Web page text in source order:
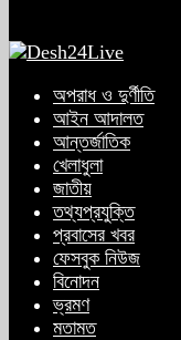
অপরাধ ও দুর্ণীতি
আইন আদালত
আন্তর্জাতিক
খেলাধুলা
জাতীয়
তথ্যপ্রযুক্তি
প্রবাসের খবর
ফেসবুক নিউজ
বিনোদন
ভ্রমণ
মতামত